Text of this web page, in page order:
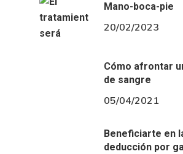
Mano-boca-pie
20/02/2023
Cómo afrontar
de sangre
05/04/2021
Beneficiarte en
deducción por